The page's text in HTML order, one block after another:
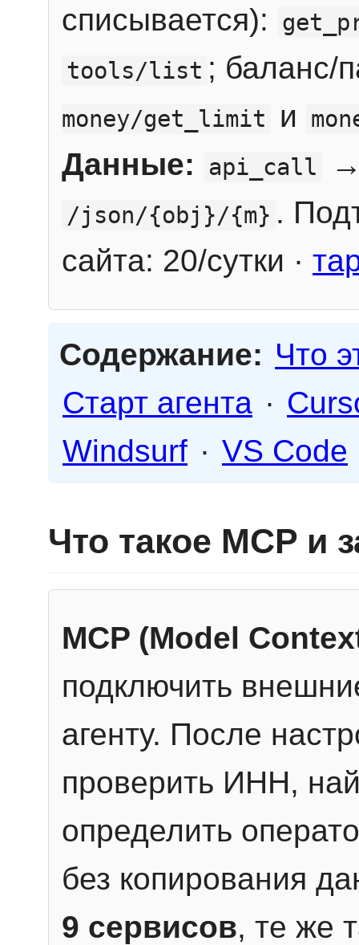
списывается):
tools/list ; баланс/
money/get_limit и
Данные: api_call
/json/{obj}/{m} .
сайта: 20/сутки ·
Содержание: Что
Старт агента ·
Windsurf · VS Code
Что такое MCP и
MCP (Model
подключить
агенту. После
проверить ИНН,
определить
без копирования
9 сервисов, те же